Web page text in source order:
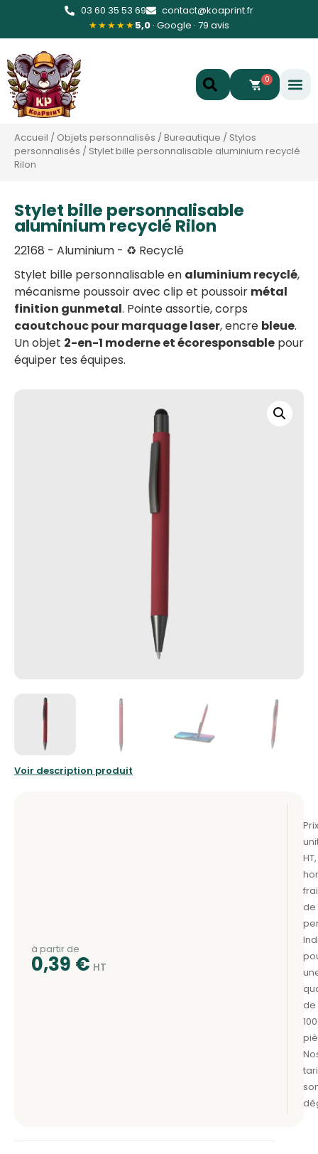
03 60 35 53 69
contact@koaprint.fr
★★★★★5,0 · Google · 79 avis
0
Accueil / Objets personnalisés /Bureautique / Stylos
personnalisés / Stylet bille personnalisable aluminium recyclé
Rilon
Stylet bille personnalisable
aluminium recyclé Rilon
22168 - Aluminium - ♻️ Recyclé
Stylet bille personnalisable en aluminium recyclé,
mécanisme poussoir avec clip et poussoir métal
finition gunmetal. Pointe assortie, corps
caoutchouc pour marquage laser, encre bleue.
Un objet 2-en-1 moderne et écoresponsable pour
équiper tes équipes.
Voir description produit
à partir de
0,39 €